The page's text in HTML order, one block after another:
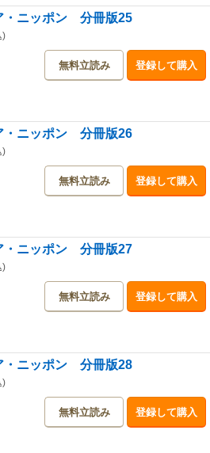
・ニッポン 分冊版25
)
無料立読み 登録して購入
・ニッポン 分冊版26
)
無料立読み 登録して購入
・ニッポン 分冊版27
)
無料立読み 登録して購入
・ニッポン 分冊版28
)
無料立読み 登録して購入